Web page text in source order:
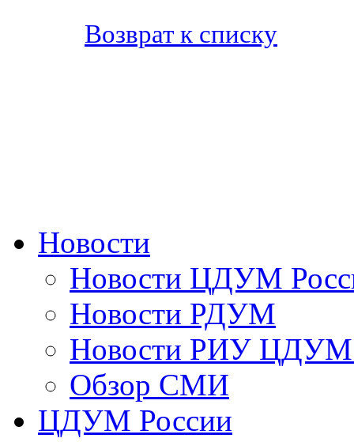
Возврат к списку
Новости
Новости ЦДУМ
Новости РДУМ
Новости РИУ ЦДУМ
Обзор СМИ
ЦДУМ России